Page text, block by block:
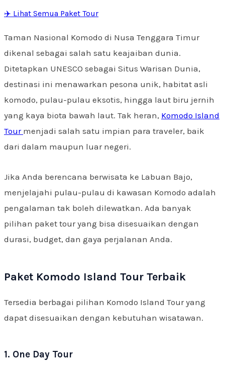
✈️ Lihat Semua Paket Tour
Taman Nasional Komodo di Nusa Tenggara Timur
dikenal sebagai salah satu keajaiban dunia.
Ditetapkan UNESCO sebagai Situs Warisan Dunia,
destinasi ini menawarkan pesona unik, habitat asli
komodo, pulau-pulau eksotis, hingga laut biru jernih
yang kaya biota bawah laut. Tak heran, Komodo Island
Tour menjadi salah satu impian para traveler, baik
dari dalam maupun luar negeri.
Jika Anda berencana berwisata ke Labuan Bajo,
menjelajahi pulau-pulau di kawasan Komodo adalah
pengalaman tak boleh dilewatkan. Ada banyak
pilihan paket tour yang bisa disesuaikan dengan
durasi, budget, dan gaya perjalanan Anda.
Paket Komodo Island Tour Terbaik
Tersedia berbagai pilihan Komodo Island Tour yang
dapat disesuaikan dengan kebutuhan wisatawan.
1. One Day Tour